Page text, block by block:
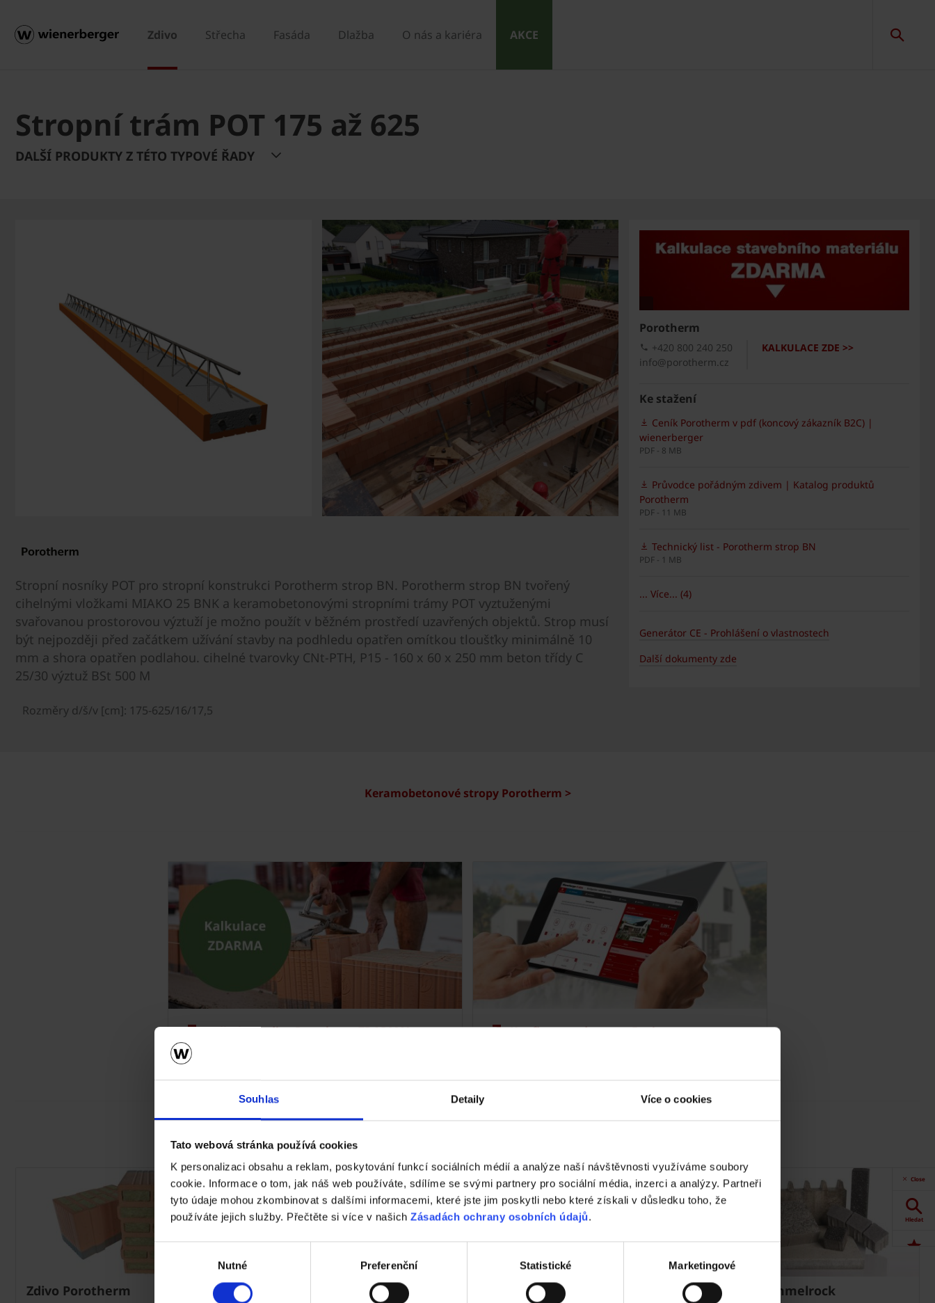
Souhlas Detaily Více o cookies
Tato webová stránka používá cookies
K personalizaci obsahu a reklam, poskytování funkcí sociálních médií a analýze naší návštěvnosti využíváme soubory
cookie. Informace o tom, jak náš web používáte, sdílíme se svými partnery pro sociální média, inzerci a analýzy. Partneři
tyto údaje mohou zkombinovat s dalšími informacemi, které jste jim poskytli nebo které získali v důsledku toho, že
používáte jejich služby. Přečtěte si více v našich Zásadách ochrany osobních údajů.
Nutné Preferenční Statistické Marketingové
Zdivo Střecha Fasáda Dlažba O nás a kariéra AKCE
Stropní trám POT 175 až 625
DALŠÍ PRODUKTY Z TÉTO TYPOVÉ ŘADY
Stropní nosníky POT pro stropní konstrukci Porotherm strop BN. Porotherm strop BN tvořený
cihelnými vložkami MIAKO 25 BNK a keramobetonovými stropními trámy POT vyztuženými
svařovanou prostorovou výztuží je možno použít v běžném prostředí uzavřených objektů. Strop musí
být nejpozději před začátkem užívání stavby na podhledu opatřen omítkou tloušťky minimálně 10
mm a shora opatřen podlahou. cihelné tvarovky CNt-PTH, P15 - 160 x 60 x 250 mm beton třídy C
25/30 výztuž BSt 500 M
Rozměry d/š/v [cm]: 175-625/16/17,5
Porotherm
KALKULACE ZDE >>
+420 800 240 250
info@porotherm.cz
Ke stažení
Ceník Porotherm v pdf (koncový zákazník B2C) |
wienerberger
PDF - 8 MB
Průvodce pořádným zdivem | Katalog produktů
Porotherm
PDF - 11 MB
Technický list - Porotherm strop BN
PDF - 1 MB
... Více... (4)
Generátor CE - Prohlášení o vlastnostech
Další dokumenty zde
Keramobetonové stropy Porotherm >
Kalkulace zdiva Porotherm ZDARMA! Konfigurace domu za 5 minut
Zdivo Porotherm Fasáda Terca Dlažba Semmelrock
Close
Hledat